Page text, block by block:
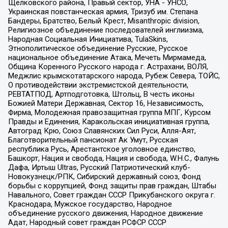
Щелковского района, Правый сектор, УНА - УНСО,
Украинская повстанческая армия, Тризуб им. Степана
Бандеры, Братство, Белый Крест, Misanthropic division,
Религиозное объединение последователей инглиизма,
Народная Социальная Инициатива, TulaSkins,
Этнополитическое объединение Русские, Русское
национальное объединение Атака, Мечеть Мирмамеда,
Община Коренного Русского народа г. Астрахани, ВОЛЯ,
Меджлис крымскотатарского народа, Рубеж Севера, ТОЙС,
О противодействии экстремистской деятельности,
РЕВТАТПОД, Артподготовка, Штольц, В честь иконы
Божией Матери Державная, Сектор 16, Независимость,
Фирма, Молодежная правозащитная группа МПГ, Курсом
Правды и Единения, Каракольская инициативная группа,
Автоград Крю, Союз Славянских Сил Руси, Алля-Аят,
Благотворительный пансионат Ак Умут, Русская
республика Русь, Арестантское уголовное единство,
Башкорт, Нация и свобода, Нация и свобода, W.H.С., Фалунь
Дафа, Иртыш Ultras, Русский Патриотический клуб-
Новокузнецк/РПК, Сибирский державный союз, Фонд
борьбы с коррупцией, Фонд защиты прав граждан, Штабы
Навального, Совет граждан СССР Прикубанского округа г.
Краснодара, Мужское государство, Народное
объединение русского движения, Народное движение
Адат, Народный совет граждан РСФСР СССР